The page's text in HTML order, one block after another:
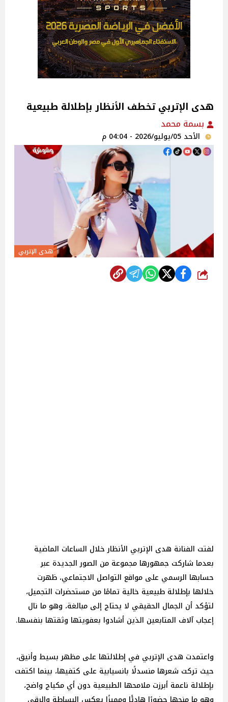
هدى الإتربي تخطف الأنظار بإطلالة طبيعية
بسمة محمد
الأحد 05/يوليو/2026 - 04:04 م
هدى الإتربي
شارك
لفتت الفنانة هدى الإتربي الأنظار خلال الساعات الماضية
بعدما شاركت جمهورها مجموعة من الصور الجديدة عبر
حسابها الرسمي على مواقع التواصل الاجتماعي، ظهرت
خلالها بإطلالة طبيعية خالية تمامًا من مستحضرات التجميل،
لتؤكد أن الجمال الحقيقي لا يحتاج إلى مبالغة، وهو ما نال
إعجاب آلاف المتابعين الذين أشادوا بعفويتها وثقتها بنفسها.
واعتمدت هدى الإتربي في إطلالتها على مظهر بسيط وأنيق،
حيث تركت شعرها منسدلًا بانسيابية على كتفيها، بينما اكتفت
بإطلالة ناعمة أبرزت ملامحها الطبيعية دون أي مكياج واضح،